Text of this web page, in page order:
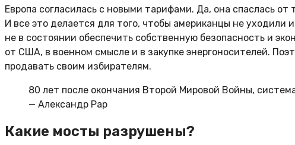
Европа согласилась с новыми тарифами. Да, она спаслась
И все это делается для того, чтобы американцы не
не в состоянии обеспечить собственную безопасность и
от США, в военном смысле и в закупке энергоносителей.
продавать своим избирателям.
80 лет после окончания Второй Мировой Войны,
— Александр Рар
Какие мосты разрушены?